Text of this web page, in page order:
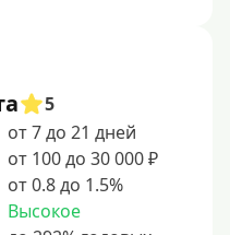
5
от 7 до 21 дней
от 100 до 30 000 ₽
от 0.8 до 1.5%
Высокое